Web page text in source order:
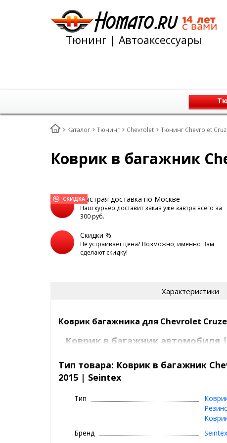
Тюнинг | Автоаксессуары
Каталог Тюнинг Chevrolet Тюнинг Chevrolet
Коврик в багажник
СКИДКАБыстрая доставка по Москве
Наш курьер доставит заказ уже завтра всего за
300 руб.
Скидки %
Не устраивает цена? Возможно, именно Вам
сделают скидку!
Характеристики
Коврик багажника для Chevrolet
Коврик в багажник автомобиля
⊕ высокие бортики, специальный
⊕ надежно фиксируется,идельно
багажника вашего автомобиля авто
⊕ используется каждый день круглый
⊕ не скользит, не лопается, не дубеет
Тип товара: Коврик в багажник
2015 | Seintex
Тип
Бренд
Seintex